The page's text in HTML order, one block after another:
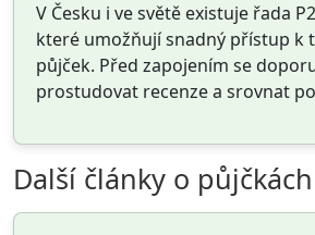
V Česku i ve světě existuje řada
které umožňují snadný přístup k
půjček. Před zapojením se
prostudovat recenze a srovnat
Další články o půjčkách